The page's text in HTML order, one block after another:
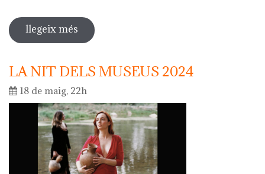
llegeix més sobre dia internacional dels museus
2024
LA NIT DELS MUSEUS 2024
18 de maig, 22h